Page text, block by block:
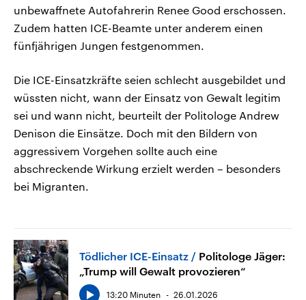
unbewaffnete Autofahrerin Renee Good erschossen.
Zudem hatten ICE-Beamte unter anderem einen
fünfjährigen Jungen festgenommen.
Die ICE-Einsatzkräfte seien schlecht ausgebildet und
wüssten nicht, wann der Einsatz von Gewalt legitim
sei und wann nicht, beurteilt der Politologe Andrew
Denison die Einsätze. Doch mit den Bildern von
aggressivem Vorgehen sollte auch eine
abschreckende Wirkung erzielt werden – besonders
bei Migranten.
Tödlicher ICE-Einsatz
Politologe Jäger:
„Trump will Gewalt provozieren“
13:20 Minuten 26.01.2026